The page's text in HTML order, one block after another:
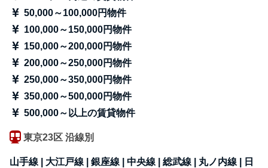
50,000～100,000円物件
100,000～150,000円物件
150,000～200,000円物件
200,000～250,000円物件
250,000～350,000円物件
350,000～500,000円物件
500,000～以上の賃貸物件
東京23区 沿線別
山手線 | 大江戸線 |銀座線 |中央線 |総武線 | 丸ノ内線 |
日